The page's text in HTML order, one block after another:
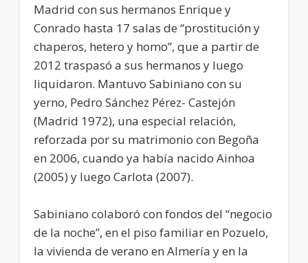
Madrid con sus hermanos Enrique y
Conrado hasta 17 salas de “prostitución y
chaperos, hetero y homo”, que a partir de
2012 traspasó a sus hermanos y luego
liquidaron. Mantuvo Sabiniano con su
yerno, Pedro Sánchez Pérez- Castejón
(Madrid 1972), una especial relación,
reforzada por su matrimonio con Begoña
en 2006, cuando ya había nacido Ainhoa
(2005) y luego Carlota (2007).
Sabiniano colaboró con fondos del “negocio
de la noche”, en el piso familiar en Pozuelo,
la vivienda de verano en Almería y en la